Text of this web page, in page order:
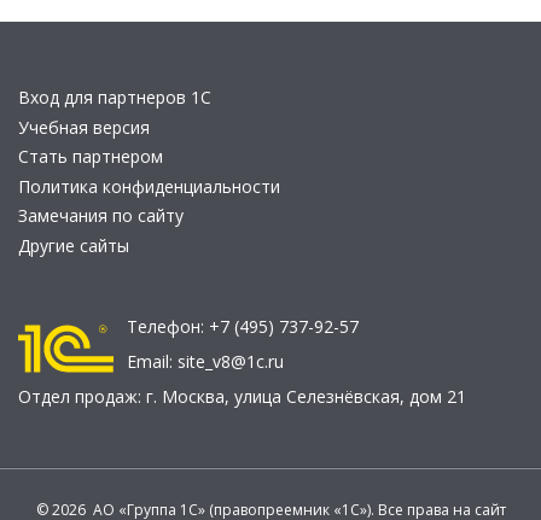
Вход для партнеров 1С
Учебная версия
Стать партнером
Политика конфиденциальности
Замечания по сайту
Другие сайты
Телефон: +7 (495) 737-92-57
Email: site_v8@1c.ru
Отдел продаж: г. Москва, улица Селезнёвская, дом 21
© 2026 АО «Группа 1С» (правопреемник «1С»). Все права на сайт